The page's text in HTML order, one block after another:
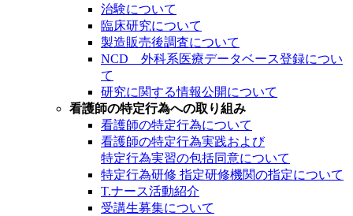
治験について
臨床研究について
製造販売後調査について
NCD 外科系医療データベース登録につい
て
研究に関する情報公開について
看護師の特定行為への取り組み
看護師の特定行為について
看護師の特定行為実践および
特定行為実習の包括同意について
特定行為研修 指定研修機関の指定について
T.ナース活動紹介
受講生募集について